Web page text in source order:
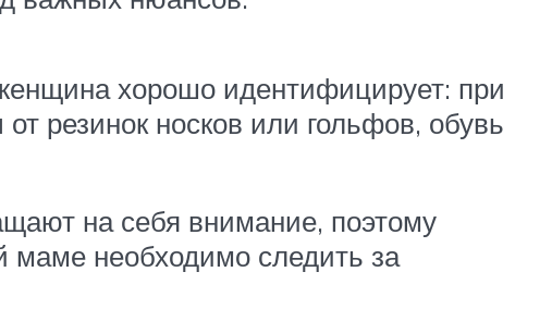
хорошо идентифицирует: при
резинок носков или гольфов, обувь
на себя внимание, поэтому
необходимо следить за